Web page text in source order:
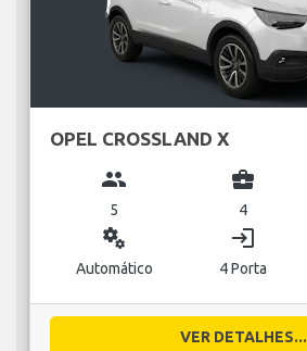
OPEL CROSSLAND X
group
5
business_center
4
miscellaneous_services
Automático
login
4 Porta
VER DETALHES...